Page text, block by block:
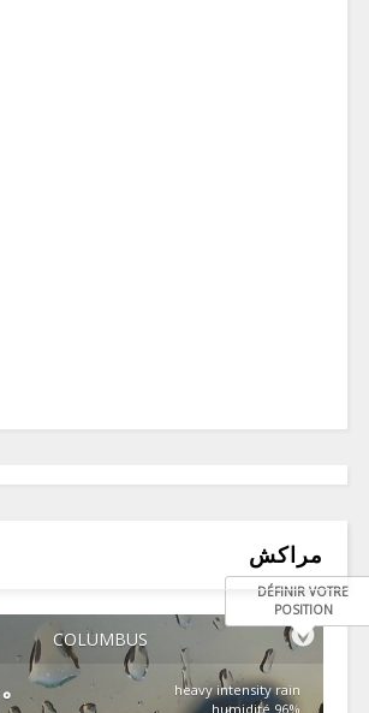
مراكش
COLUMBUS
DÉFINIR VOTRE
POSITION
°
heavy intensity rain
96% humidité